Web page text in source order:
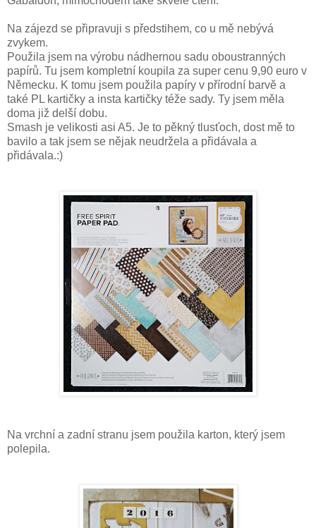
Na zájezd se připravuji s předstihem, co u mě nebývá
zvykem.
Použila jsem na výrobu nádhernou sadu oboustranných
papírů. Tu jsem kompletní koupila za super cenu 9,90 euro v
Německu. K tomu jsem použila papíry v přírodní barvě a
také PL kartičky a insta kartičky téže sady. Ty jsem měla
doma již delší dobu.
Smash je velikosti asi A5. Je to pěkný tlusťoch, dost mě to
bavilo a tak jsem se nějak neudržela a přidávala a
přidávala.:)
Na vrchní a zadní stranu jsem použila karton, který jsem
polepila.